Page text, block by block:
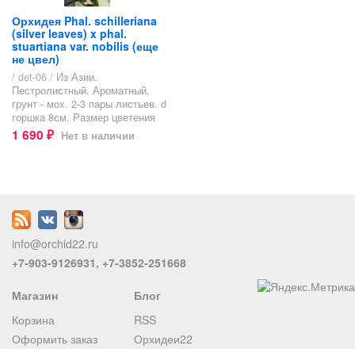
Орхидея Phal. schilleriana
(silver leaves) x phal.
stuartiana var. nobilis (еще
не цвел)
/ det-06 / Из Азии.
Пестролистный. Ароматный,
грунт - мох. 2-3 пары листьев. d
горшка 8см. Размер цветения
1 690 ₽ Нет в наличии
info@orchid22.ru
+7-903-9126931, +7-3852-251668
Магазин
Корзина
Оформить заказ
Блог
RSS
Орхидеи22